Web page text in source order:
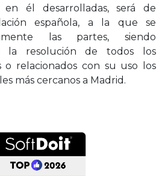
en él desarrolladas, será de
española, a la que se
las partes, siendo
la resolución de todos los
o relacionados con su uso los
más cercanos a Madrid.